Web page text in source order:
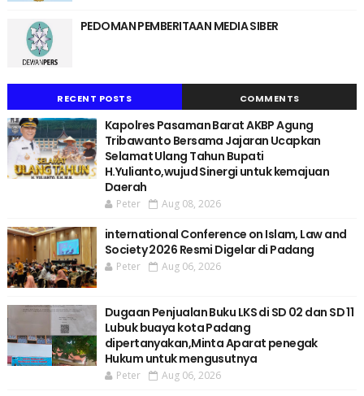
PEDOMAN PEMBERITAAN MEDIA SIBER
RECENT POSTS COMMENTS
Kapolres Pasaman Barat AKBP Agung
Tribawanto Bersama Jajaran Ucapkan
Selamat Ulang Tahun Bupati
H.Yulianto,wujud Sinergi untuk kemajuan
Daerah
Peter Aug 08, 2026
international Conference on Islam, Law and
Society 2026 Resmi Digelar di Padang
Peter Aug 06, 2026
Dugaan Penjualan Buku LKS di SD 02 dan SD 11
Lubuk buaya kota Padang
dipertanyakan,Minta Aparat penegak
Hukum untuk mengusutnya
Peter Aug 06, 2026